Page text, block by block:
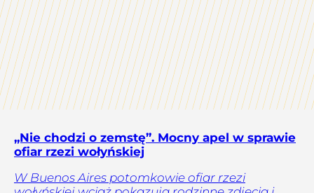
„Nie chodzi o zemstę”. Mocny apel w sprawie
ofiar rzezi wołyńskiej
W Buenos Aires potomkowie ofiar rzezi